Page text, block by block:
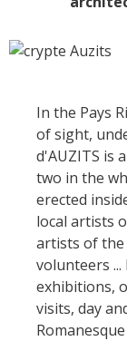
Los
naturales
Ségala "Al
La zona
Maymac
Vistas
lugares
El castillo y
Bournazel
El castillo de
Actividades
de
Casas de
Casas
de
insólitos
Las vinas
Las
mercados
del
Recetas y
In the Pays
of sight,
d'AUZITS is
two in the
erected
local artists
artists of the
volunteers
exhibitions,
visits, day